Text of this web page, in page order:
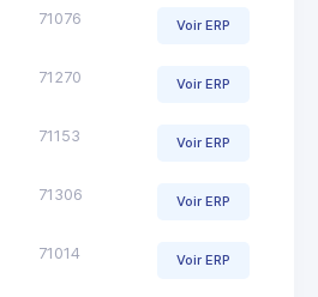
71076 Voir ERP
71270 Voir ERP
71153 Voir ERP
71306 Voir ERP
71014 Voir ERP